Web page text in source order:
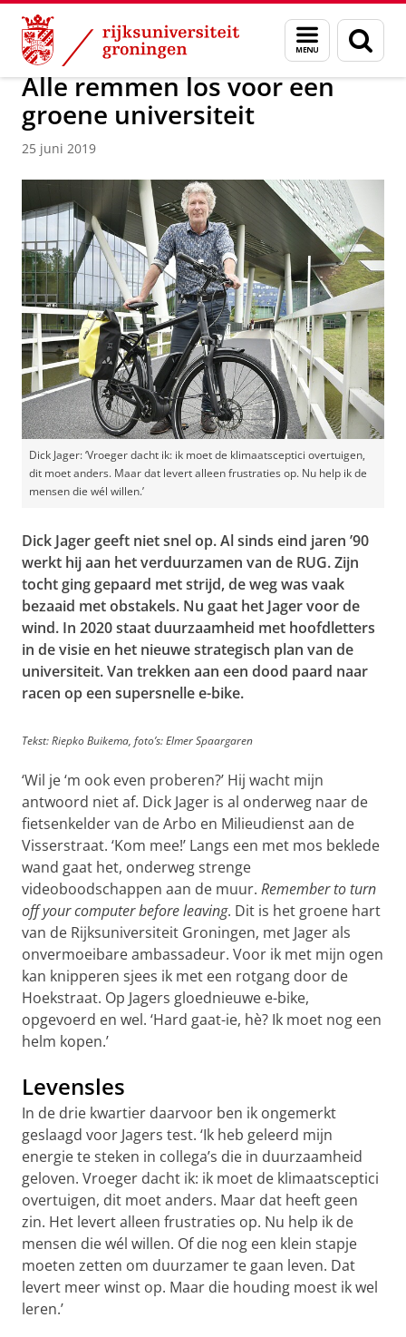
Skip
Content
Skip
Navigation
Menu
en
zoeken
Over ons Actueel Nieuws Nieuwsberichten
Alle remmen los voor een
groene universiteit
25 juni 2019
Dick Jager: ‘Vroeger dacht ik: ik moet de klimaatsceptici overtuigen,
dit moet anders. Maar dat levert alleen frustraties op. Nu help ik de
mensen die wél willen.’
Dick Jager geeft niet snel op. Al sinds eind jaren ’90
werkt hij aan het verduurzamen van de RUG. Zijn
tocht ging gepaard met strijd, de weg was vaak
bezaaid met obstakels. Nu gaat het Jager voor de
wind. In 2020 staat duurzaamheid met hoofdletters
in de visie en het nieuwe strategisch plan van de
universiteit. Van trekken aan een dood paard naar
racen op een supersnelle e-bike.
Tekst: Riepko Buikema, foto’s: Elmer Spaargaren
‘Wil je ‘m ook even proberen?’ Hij wacht mijn
antwoord niet af. Dick Jager is al onderweg naar de
fietsenkelder van de Arbo en Milieudienst aan de
Visserstraat. ‘Kom mee!’ Langs een met mos beklede
wand gaat het, onderweg strenge
videoboodschappen aan de muur. Remember to turn
off your computer before leaving. Dit is het groene hart
van de Rijksuniversiteit Groningen, met Jager als
onvermoeibare ambassadeur. Voor ik met mijn ogen
kan knipperen sjees ik met een rotgang door de
Hoekstraat. Op Jagers gloednieuwe e-bike,
opgevoerd en wel. ‘Hard gaat-ie, hè? Ik moet nog een
helm kopen.’
Levensles
In de drie kwartier daarvoor ben ik ongemerkt
geslaagd voor Jagers test. ‘Ik heb geleerd mijn
energie te steken in collega’s die in duurzaamheid
geloven. Vroeger dacht ik: ik moet de klimaatsceptici
overtuigen, dit moet anders. Maar dat heeft geen
zin. Het levert alleen frustraties op. Nu help ik de
mensen die wél willen. Of die nog een klein stapje
moeten zetten om duurzamer te gaan leven. Dat
levert meer winst op. Maar die houding moest ik wel
leren.’